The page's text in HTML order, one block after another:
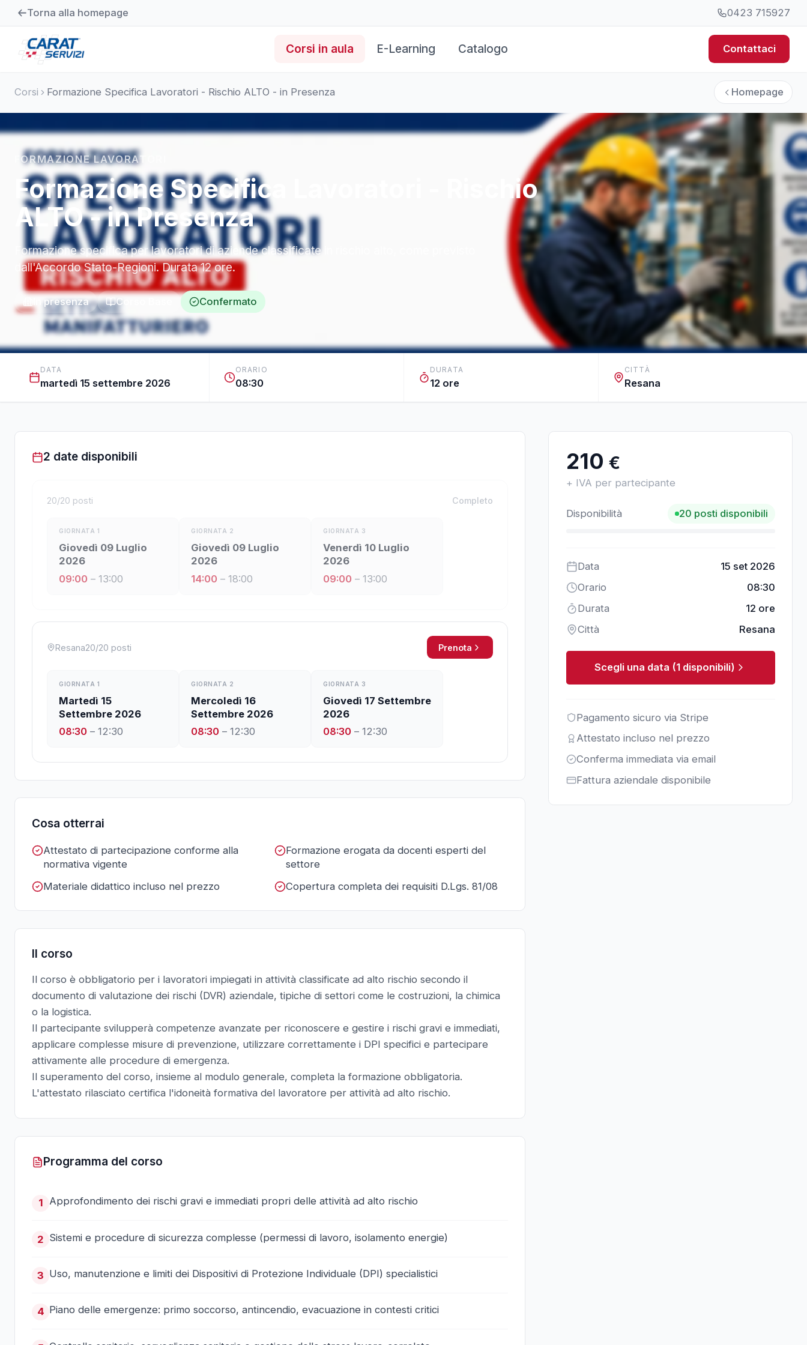
Torna alla homepage 0423 715927
Corsi in aula E-Learning Catalogo Contattaci
Corsi Formazione Specifica Lavoratori - Rischio ALTO - in Presenza Homepage
FORMAZIONE LAVORATORI
Formazione Specifica Lavoratori - Rischio
ALTO - in Presenza
Formazione specifica per lavoratori di aziende classificate in rischio alto, come previsto
dall'Accordo Stato-Regioni. Durata 12 ore.
In presenza Corso Base Confermato
DATA
martedì 15 settembre 2026
ORARIO
08:30
DURATA
12 ore
CITTÀ
Resana
2 date disponibili
20/20 posti Completo
GIORNATA 1
Giovedì 09 Luglio
2026
09:00 – 13:00
GIORNATA 2
Giovedì 09 Luglio
2026
14:00 – 18:00
GIORNATA 3
Venerdì 10 Luglio
2026
09:00 – 13:00
Resana20/20 posti Prenota
GIORNATA 1
Martedì 15
Settembre 2026
08:30 – 12:30
GIORNATA 2
Mercoledì 16
Settembre 2026
08:30 – 12:30
GIORNATA 3
Giovedì 17 Settembre
2026
08:30 – 12:30
Cosa otterrai
Attestato di partecipazione conforme alla
normativa vigente
Formazione erogata da docenti esperti del
settore
Materiale didattico incluso nel prezzo
Copertura completa dei requisiti D.Lgs. 81/08
Il corso
Il corso è obbligatorio per i lavoratori impiegati in attività classificate ad alto rischio secondo il
documento di valutazione dei rischi (DVR) aziendale, tipiche di settori come le costruzioni, la chimica
o la logistica.
Il partecipante svilupperà competenze avanzate per riconoscere e gestire i rischi gravi e immediati,
applicare complesse misure di prevenzione, utilizzare correttamente i DPI specifici e partecipare
attivamente alle procedure di emergenza.
Il superamento del corso, insieme al modulo generale, completa la formazione obbligatoria.
L'attestato rilasciato certifica l'idoneità formativa del lavoratore per attività ad alto rischio.
Programma del corso
1 Approfondimento dei rischi gravi e immediati propri delle attività ad alto rischio
2 Sistemi e procedure di sicurezza complesse (permessi di lavoro, isolamento energie)
3 Uso, manutenzione e limiti dei Dispositivi di Protezione Individuale (DPI) specialistici
4 Piano delle emergenze: primo soccorso, antincendio, evacuazione in contesti critici
210 €
+ IVA per partecipante
Disponibilità 20 posti disponibili
Data
15 set 2026
Orario
08:30
Durata
12 ore
Città
Resana
Scegli una data (1 disponibili)
Pagamento sicuro via Stripe
Attestato incluso nel prezzo
Conferma immediata via email
Fattura aziendale disponibile